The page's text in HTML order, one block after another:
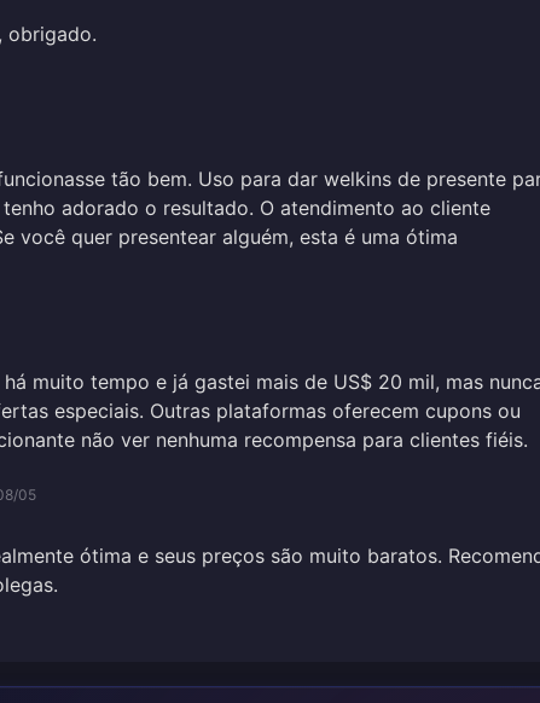
obrigado.
tão bem. Uso para dar welkins de presente
adorado o resultado. O atendimento ao cliente
você quer presentear alguém, esta é uma ótima
muito tempo e já gastei mais de US$ 20 mil, mas
especiais. Outras plataformas oferecem cupons ou
não ver nenhuma recompensa para clientes fiéis.
05
ótima e seus preços são muito baratos.